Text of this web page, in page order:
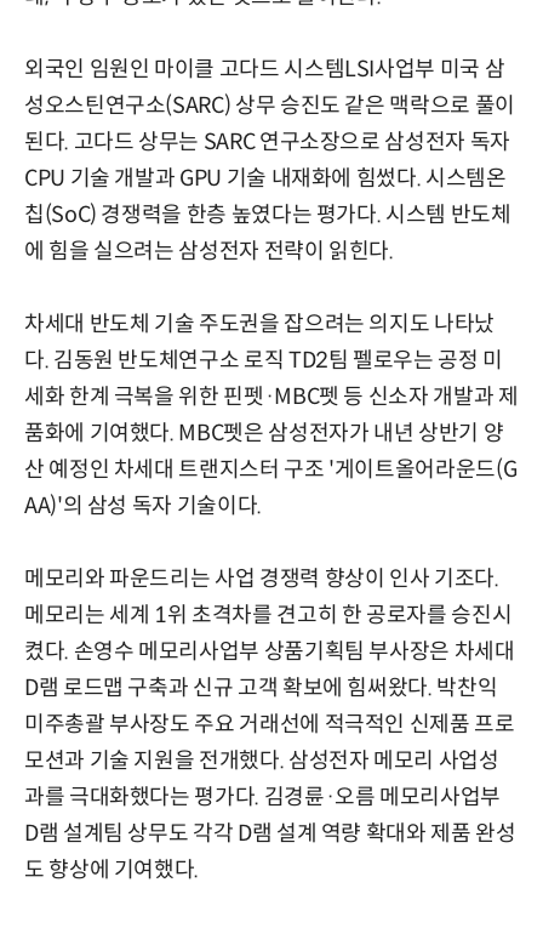
외국인 임원인 마이클 고다드 시스템LSI사업부 미국 삼
성오스틴연구소(SARC) 상무 승진도 같은 맥락으로 풀이
된다. 고다드 상무는 SARC 연구소장으로 삼성전자 독자
CPU 기술 개발과 GPU 기술 내재화에 힘썼다. 시스템온
칩(SoC) 경쟁력을 한층 높였다는 평가다. 시스템 반도체
에 힘을 실으려는 삼성전자 전략이 읽힌다.
차세대 반도체 기술 주도권을 잡으려는 의지도 나타났
다. 김동원 반도체연구소 로직 TD2팀 펠로우는 공정 미
세화 한계 극복을 위한 핀펫·MBC펫 등 신소자 개발과 제
품화에 기여했다. MBC펫은 삼성전자가 내년 상반기 양
산 예정인 차세대 트랜지스터 구조 '게이트올어라운드(G
AA)'의 삼성 독자 기술이다.
메모리와 파운드리는 사업 경쟁력 향상이 인사 기조다.
메모리는 세계 1위 초격차를 견고히 한 공로자를 승진시
켰다. 손영수 메모리사업부 상품기획팀 부사장은 차세대
D램 로드맵 구축과 신규 고객 확보에 힘써왔다. 박찬익
미주총괄 부사장도 주요 거래선에 적극적인 신제품 프로
모션과 기술 지원을 전개했다. 삼성전자 메모리 사업성
과를 극대화했다는 평가다. 김경륜·오름 메모리사업부
D램 설계팀 상무도 각각 D램 설계 역량 확대와 제품 완성
도 향상에 기여했다.